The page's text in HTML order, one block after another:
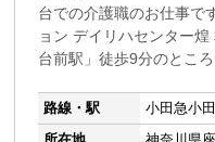
台での介護職のお仕事で
ョン デイリハセンター
台前駅」徒歩9分のとこ
路線・駅
小田急小